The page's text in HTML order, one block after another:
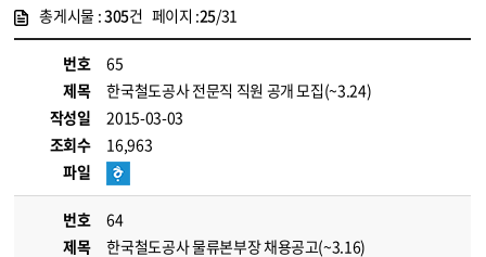
총게시물 :305건 페이지 :25/31
번호
65
제목
한국철도공사 전문직 직원 공개 모집(~3.24)
작성일
2015-03-03
조회수
16,963
파일
번호
64
제목
한국철도공사 물류본부장 채용공고(~3.16)